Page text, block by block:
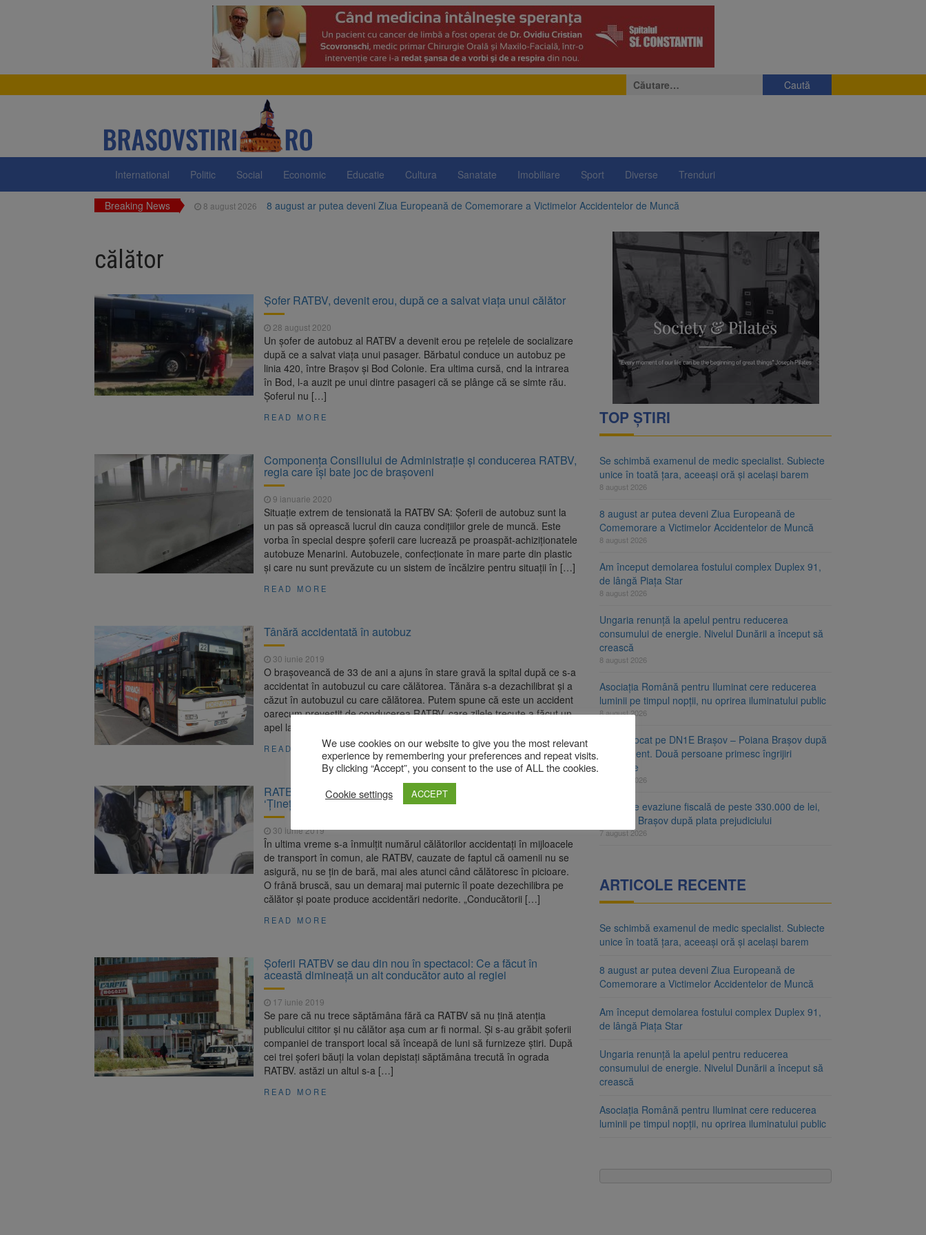
Caută
după:
International Politic Social Economic Educatie Cultura Sanatate Imobiliare Sport Diverse Trenduri
Breaking News 8 august 2026 8 august ar putea deveni Ziua Europeană de Comemorare a Victimelor Accidentelor de Muncă
Ungaria renunță la apelul pentru reducerea consumului de energie. Nivelul Dunării a început să crească
Asociația Română pentru Iluminat cere reducerea luminii pe timpul nopții, nu oprirea iluminatului public
7 august 2026
Trafic blocat pe DN1E Brașov – Poiana Brașov după un accident. Două persoane primesc îngrijiri
medicale
8 august 2026 Se schimbă examenul de medic specialist. Subiecte unice în toată țara, aceeași oră și același barem
călător
Șofer RATBV, devenit erou, după ce a salvat viața unui călător
28 august 2020
Un șofer de autobuz al RATBV a devenit erou pe rețelele de socializare
după ce a salvat viața unui pasager. Bărbatul conduce un autobuz pe
linia 420, între Brașov și Bod Colonie. Era ultima cursă, cnd la intrarea
în Bod, l-a auzit pe unui dintre pasageri că se plânge că se simte rău.
Șoferul nu […]
READ MORE
Componența Consiliului de Administrație și conducerea RATBV,
regia care își bate joc de brașoveni
9 ianuarie 2020
Situație extrem de tensionată la RATBV SA: Șoferii de autobuz sunt la
un pas să oprească lucrul din cauza condițiilor grele de muncă. Este
vorba în special despre șoferii care lucrează pe proaspăt-achiziționatele
autobuze Menarini. Autobuzele, confecționate în mare parte din plastic
și care nu sunt prevăzute cu un sistem de încălzire pentru situații în […]
READ MORE
Tânără accidentată în autobuz
30 iunie 2019
O brașoveancă de 33 de ani a ajuns în stare gravă la spital după ce s-a
accidentat în autobuzul cu care călătorea. Tănăra s-a dezachilibrat și a
căzut în autobuzul cu care călătorea. Putem spune că este un accident
oarecum prevestit de conducerea RATBV, care zilele trecute a făcut un
apel la călători, rugându-i să […]
READ MORE
RATBV face apel la călători, să se asigure în timpul cursei:
‘Ţineţi-vă de bară!’
30 iunie 2019
În ultima vreme s-a înmulţit numărul călătorilor accidentaţi în mijloacele
de transport în comun, ale RATBV, cauzate de faptul că oamenii nu se
asigură, nu se ţin de bară, mai ales atunci când călătoresc în picioare.
O frână bruscă, sau un demaraj mai puternic îl poate dezechilibra pe
călător şi poate produce accidentări nedorite. „Conducătorii […]
READ MORE
Şoferii RATBV se dau din nou în spectacol: Ce a făcut în
această dimineaţă un alt conducător auto al regiei
17 iunie 2019
Se pare că nu trece săptămâna fără ca RATBV să nu ţină atenţia
publicului cititor şi nu călător aşa cum ar fi normal. Şi s-au grăbit şoferii
companiei de transport local să înceapă de luni să furnizeze ştiri. După
cei trei şoferi băuţi la volan depistaţi săptămâna trecută în ograda
RATBV. astăzi un altul s-a […]
READ MORE
TOP ȘTIRI
Se schimbă examenul de medic specialist. Subiecte
unice în toată țara, aceeași oră și același barem
8 august 2026
8 august ar putea deveni Ziua Europeană de
Comemorare a Victimelor Accidentelor de Muncă
8 august 2026
Am început demolarea fostului complex Duplex 91,
de lângă Piața Star
8 august 2026
Ungaria renunță la apelul pentru reducerea
consumului de energie. Nivelul Dunării a început să
crească
8 august 2026
Asociația Română pentru Iluminat cere reducerea
luminii pe timpul nopții, nu oprirea iluminatului public
8 august 2026
Trafic blocat pe DN1E Brașov – Poiana Brașov după
un accident. Două persoane primesc îngrijiri
medicale
7 august 2026
Dosar de evaziune fiscală de peste 330.000 de lei,
clasat la Brașov după plata prejudiciului
7 august 2026
ARTICOLE RECENTE
Se schimbă examenul de medic specialist. Subiecte
unice în toată țara, aceeași oră și același barem
8 august ar putea deveni Ziua Europeană de
Comemorare a Victimelor Accidentelor de Muncă
Am început demolarea fostului complex Duplex 91,
de lângă Piața Star
Ungaria renunță la apelul pentru reducerea
consumului de energie. Nivelul Dunării a început să
crească
Asociația Română pentru Iluminat cere reducerea
luminii pe timpul nopții, nu oprirea iluminatului public
We use cookies on our website to give you the most relevant
experience by remembering your preferences and repeat visits.
By clicking “Accept”, you consent to the use of ALL the cookies.
Cookie settings
ACCEPT